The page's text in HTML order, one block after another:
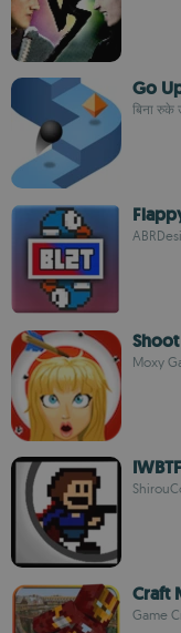
Go
बिना रुके
Moxy
Craft
Game